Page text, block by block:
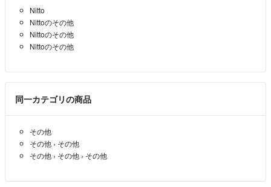
Nitto
Nittoのその他
Nittoのその他
Nittoのその他
同一カテゴリの商品
その他
その他 › その他
その他 › その他 › その他